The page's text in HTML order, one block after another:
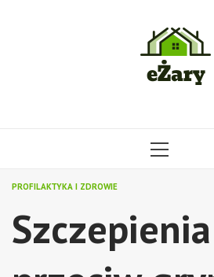
PRIMARY
PROFILAKTYKA I ZDROWIE
Szczepienia